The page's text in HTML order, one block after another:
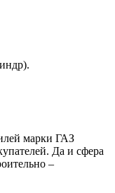
марки ГАЗ
Да и сфера
–